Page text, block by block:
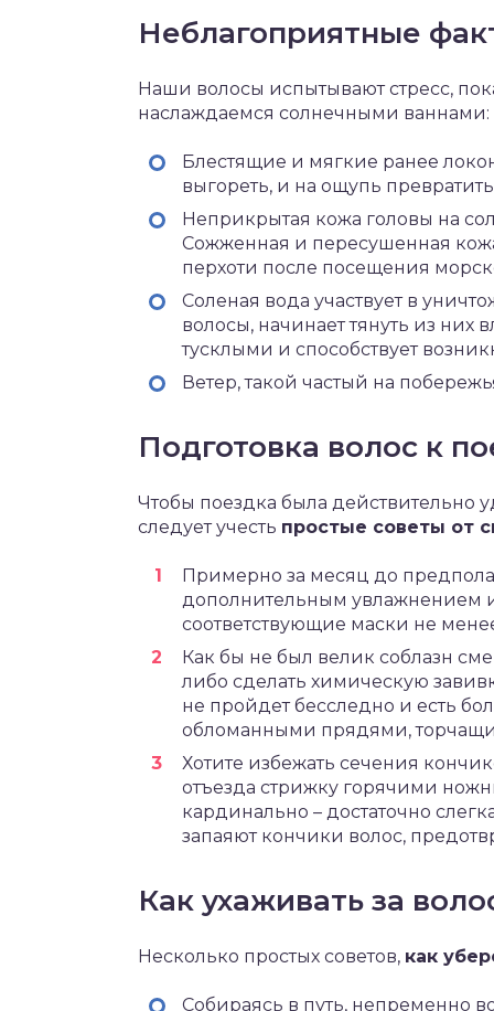
Неблагоприятные
Наши волосы испытывают стресс,
наслаждаемся солнечными ваннами:
Блестящие и мягкие ранее
выгореть, и на ощупь
Неприкрытая кожа головы на
Сожженная и пересушенная
перхоти после посещения
Соленая вода участвует в
волосы, начинает тянуть из них
тусклыми и способствует
Ветер, такой частый на
Подготовка волос к
Чтобы поездка была
следует учесть простые советы от
Примерно за месяц до
дополнительным увлажнением
соответствующие маски не
Как бы не был велик соблазн
либо сделать химическую
не пройдет бесследно и есть
обломанными прядями,
Хотите избежать сечения
отъезда стрижку горячими
кардинально – достаточно
запаяют кончики волос,
Как ухаживать за
Несколько простых советов, как
Собираясь в путь, непременно